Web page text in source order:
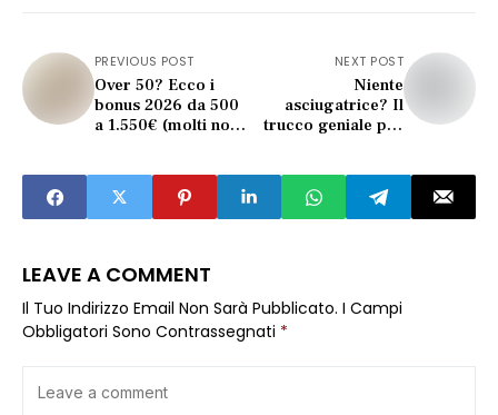
PREVIOUS POST
Over 50? Ecco i
bonus 2026 da 500
a 1.550€ (molti non
NEXT POST
Niente
asciugatrice? Il
trucco geniale per
LEAVE A COMMENT
Il Tuo Indirizzo Email Non Sarà Pubblicato. I Campi
Obbligatori Sono Contrassegnati *